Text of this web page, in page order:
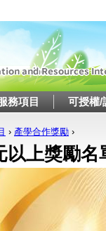
務項目 可授權/
› 產學合作獎勵 ›
以上獎勵名